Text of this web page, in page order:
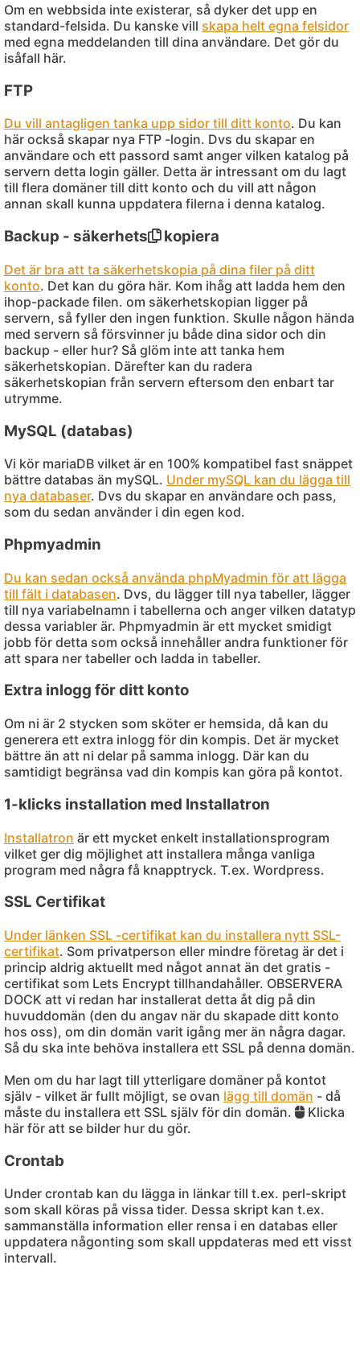
Om en webbsida inte existerar, så dyker det upp en
standard-felsida. Du kanske vill skapa helt egna felsidor
med egna meddelanden till dina användare. Det gör du
isåfall här.
FTP
Du vill antagligen tanka upp sidor till ditt konto. Du kan
här också skapar nya FTP -login. Dvs du skapar en
användare och ett passord samt anger vilken katalog på
servern detta login gäller. Detta är intressant om du lagt
till flera domäner till ditt konto och du vill att någon
annan skall kunna uppdatera filerna i denna katalog.
Backup - säkerhets kopiera
Det är bra att ta säkerhetskopia på dina filer på ditt
konto. Det kan du göra här. Kom ihåg att ladda hem den
ihop-packade filen. om säkerhetskopian ligger på
servern, så fyller den ingen funktion. Skulle någon hända
med servern så försvinner ju både dina sidor och din
backup - eller hur? Så glöm inte att tanka hem
säkerhetskopian. Därefter kan du radera
säkerhetskopian från servern eftersom den enbart tar
utrymme.
MySQL (databas)
Vi kör mariaDB vilket är en 100% kompatibel fast snäppet
bättre databas än mySQL. Under mySQL kan du lägga till
nya databaser. Dvs du skapar en användare och pass,
som du sedan använder i din egen kod.
Phpmyadmin
Du kan sedan också använda phpMyadmin för att lägga
till fält i databasen. Dvs, du lägger till nya tabeller, lägger
till nya variabelnamn i tabellerna och anger vilken datatyp
dessa variabler är. Phpmyadmin är ett mycket smidigt
jobb för detta som också innehåller andra funktioner för
att spara ner tabeller och ladda in tabeller.
Extra inlogg för ditt konto
Om ni är 2 stycken som sköter er hemsida, då kan du
generera ett extra inlogg för din kompis. Det är mycket
bättre än att ni delar på samma inlogg. Där kan du
samtidigt begränsa vad din kompis kan göra på kontot.
1-klicks installation med Installatron
Installatron är ett mycket enkelt installationsprogram
vilket ger dig möjlighet att installera många vanliga
program med några få knapptryck. T.ex. Wordpress.
SSL Certifikat
Under länken SSL -certifikat kan du installera nytt SSL-
certifikat. Som privatperson eller mindre företag är det i
princip aldrig aktuellt med något annat än det gratis -
certifikat som Lets Encrypt tillhandahåller. OBSERVERA
DOCK att vi redan har installerat detta åt dig på din
huvuddomän (den du angav när du skapade ditt konto
hos oss), om din domän varit igång mer än några dagar.
Så du ska inte behöva installera ett SSL på denna domän.
Men om du har lagt till ytterligare domäner på kontot
själv - vilket är fullt möjligt, se ovan lägg till domän - då
måste du installera ett SSL själv för din domän.
Klicka
här för att se bilder hur du gör.
Crontab
Under crontab kan du lägga in länkar till t.ex. perl-skript
som skall köras på vissa tider. Dessa skript kan t.ex.
sammanställa information eller rensa i en databas eller
uppdatera någonting som skall uppdateras med ett visst
intervall.